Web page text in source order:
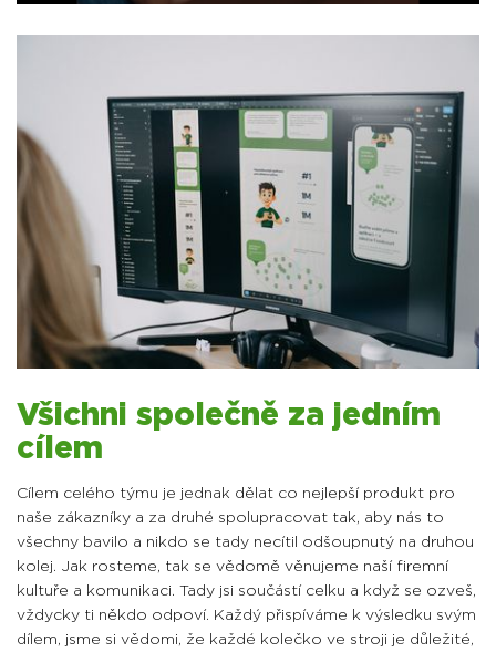
Všichni společně za jedním
cílem
Cílem celého týmu je jednak dělat co nejlepší produkt pro
naše zákazníky a za druhé spolupracovat tak, aby nás to
všechny bavilo a nikdo se tady necítil odšoupnutý na druhou
kolej. Jak rosteme, tak se vědomě věnujeme naší firemní
kultuře a komunikaci. Tady jsi součástí celku a když se ozveš,
vždycky ti někdo odpoví. Každý přispíváme k výsledku svým
dílem, jsme si vědomi, že každé kolečko ve stroji je důležité,